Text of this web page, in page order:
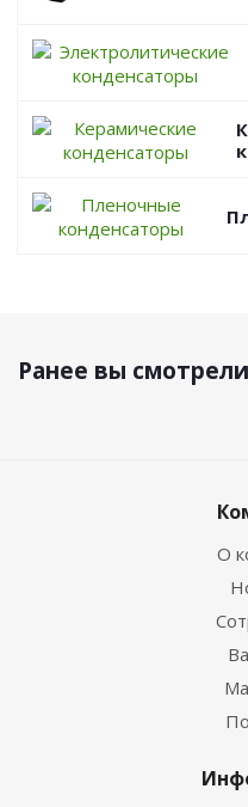
Ранее вы смотрели
О